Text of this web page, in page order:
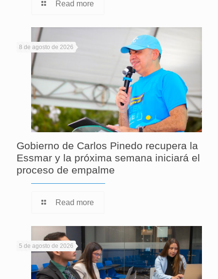
Read more
8 de agosto de 2026
Gobierno de Carlos Pinedo recupera la
Essmar y la próxima semana iniciará el
proceso de empalme
Read more
5 de agosto de 2026